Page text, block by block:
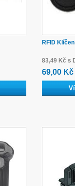
RFID
83,49 Kč s
69,00 Kč